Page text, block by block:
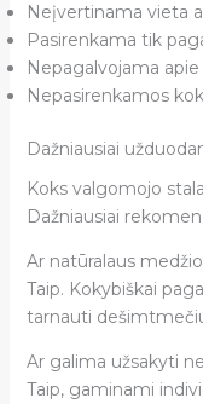
Neįvertinama vieta
Pasirenkama tik
Nepagalvojama
Nepasirenkamos
Dažniausiai
Koks valgomojo
Dažniausiai
Ar natūralaus
Taip. Kokybiškai
tarnauti
Ar galima užsakyti
Taip, gaminami